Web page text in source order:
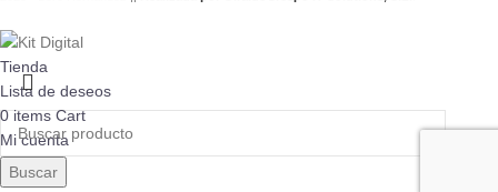
Buscar
Tienda
Lista de deseos
0items Cart
Mi cuenta